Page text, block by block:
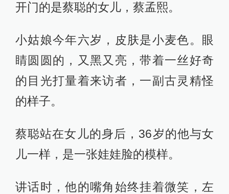
开门的是蔡聪的女儿，蔡孟熙。
小姑娘今年六岁，皮肤是小麦色。眼
睛圆圆的，又黑又亮，带着一丝好奇
的目光打量着来访者，一副古灵精怪
的样子。
蔡聪站在女儿的身后，36岁的他与女
儿一样，是一张娃娃脸的模样。
讲话时，他的嘴角始终挂着微笑，左